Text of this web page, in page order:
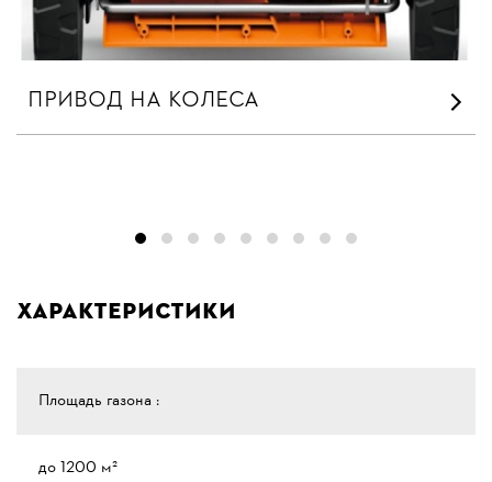
ПРИВОД НА КОЛЕСА
Характеристики
Площадь газона :
до 1200 м²